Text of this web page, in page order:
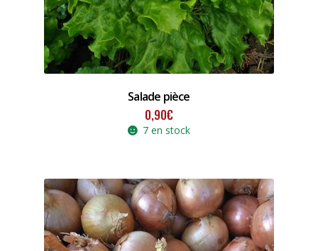
Salade pièce
0,90€
7 en stock